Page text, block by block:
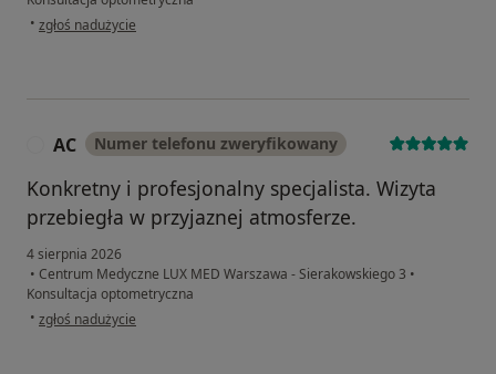
• w opinii użytkownika Mariusz
zgłoś nadużycie
AC Numer telefonu zweryfikowany
Konkretny i profesjonalny specjalista. Wizyta
przebiegła w przyjaznej atmosferze.
4 sierpnia 2026
• Centrum Medyczne LUX MED Warszawa - Sierakowskiego 3 •
Konsultacja optometryczna
• w opinii użytkownika AC
zgłoś nadużycie